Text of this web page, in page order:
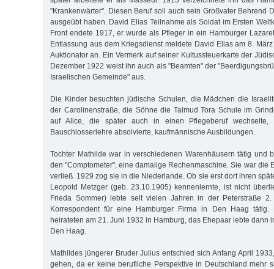
"Krankenwärter". Diesen Beruf soll auch sein Großvater Behrend
ausgeübt haben. David Elias Teilnahme als Soldat im Ersten
Front endete 1917, er wurde als Pfleger in ein Hamburger
Entlassung aus dem Kriegsdienst meldete David Elias am 8.
Auktionator an. Ein Vermerk auf seiner Kultussteuerkarte der
Dezember 1922 weist ihn auch als "Beamten" der
Israelischen Gemeinde" aus.
Die Kinder besuchten jüdische Schulen, die Mädchen die
der Carolinenstraße, die Söhne die Talmud Tora Schule im
auf Alice, die später auch in einen Pflegeberuf
Bauschlosserlehre absolvierte, kaufmännische Ausbildungen.
Tochter Mathilde war in verschiedenen Warenhäusern tätig und
den "Comptometer", eine damalige Rechenmaschine. Sie war die
verließ. 1929 zog sie in die Niederlande. Ob sie erst dort ihren
Leopold Metzger (geb. 23.10.1905) kennenlernte, ist nicht
Frieda Sommer) lebte seit vielen Jahren in der Peterstraße
Korrespondent für eine Hamburger Firma in Den Haag tätig.
heirateten am 21. Juni 1932 in Hamburg, das Ehepaar lebte dann
Den Haag.
Mathildes jüngerer Bruder Julius entschied sich Anfang April
gehen, da er keine berufliche Perspektive in Deutschland mehr